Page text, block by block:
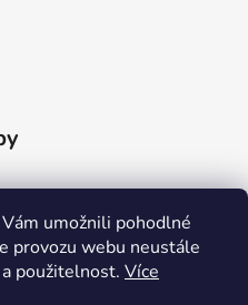
umožnili pohodlné
provozu webu neustále
použitelnost. Více